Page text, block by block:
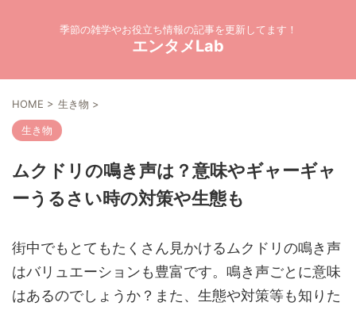
季節の雑学やお役立ち情報の記事を更新してます！
エンタメLab
HOME > 生き物 >
生き物
ムクドリの鳴き声は？意味やギャーギャ
ーうるさい時の対策や生態も
街中でもとてもたくさん見かけるムクドリの鳴き声
はバリュエーションも豊富です。鳴き声ごとに意味
はあるのでしょうか？また、生態や対策等も知りた